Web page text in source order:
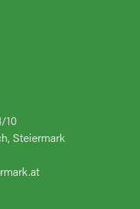
10
Steiermark